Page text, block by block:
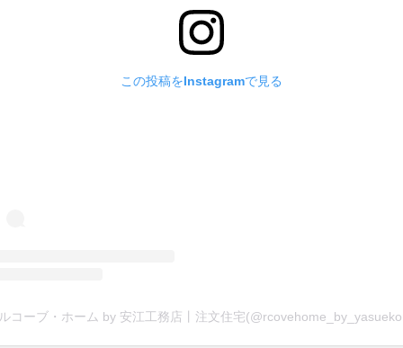
この投稿をInstagramで見る